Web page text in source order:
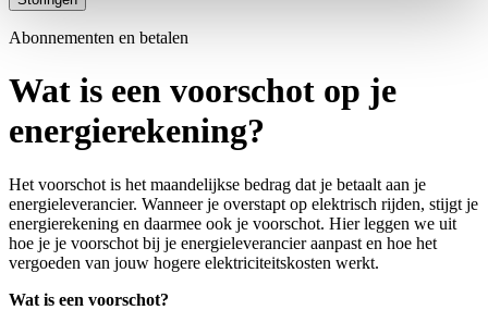
Abonnementen en betalen
Wat is een voorschot op je
energierekening?
Het voorschot is het maandelijkse bedrag dat je betaalt aan je
energieleverancier. Wanneer je overstapt op elektrisch rijden, stijgt je
energierekening en daarmee ook je voorschot. Hier leggen we uit
hoe je je voorschot bij je energieleverancier aanpast en hoe het
vergoeden van jouw hogere elektriciteitskosten werkt.
Wat is een voorschot?